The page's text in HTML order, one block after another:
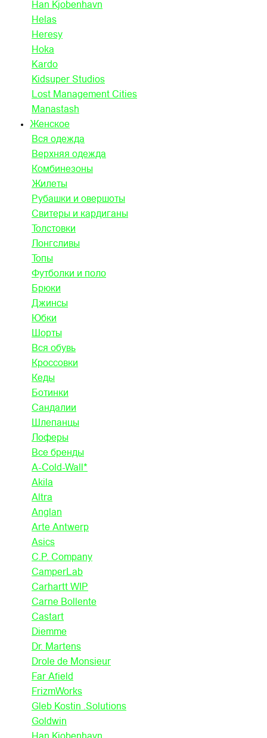
Han Kjobenhavn
Helas
Heresy
Hoka
Kardo
Kidsuper Studios
Lost Management Cities
Manastash
Женское
Вся одежда
Верхняя одежда
Комбинезоны
Жилеты
Рубашки и овершоты
Свитеры и кардиганы
Толстовки
Лонгсливы
Топы
Футболки и поло
Брюки
Джинсы
Юбки
Шорты
Вся обувь
Кроссовки
Кеды
Ботинки
Сандалии
Шлепанцы
Лоферы
Все бренды
A-Cold-Wall*
Akila
Altra
Anglan
Arte Antwerp
Asics
C.P. Company
CamperLab
Carhartt WIP
Carne Bollente
Castart
Diemme
Dr. Martens
Drole de Monsieur
Far Afield
FrizmWorks
Gleb Kostin .Solutions
Goldwin